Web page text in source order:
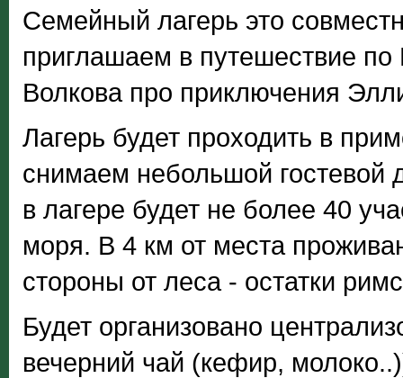
Семейный лагерь это
приглашаем в путешествие
Волкова про приключения
Лагерь будет проходить в
снимаем небольшой гостевой
в лагере будет не более 40
моря. В 4 км от места
стороны от леса - остатки
Будет организовано
вечерний чай (кефир,